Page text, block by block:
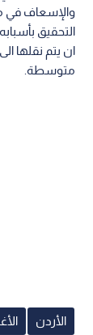
والإسعاف في
التحقيق
ان يتم نقلها
متوسطة.
الأردن